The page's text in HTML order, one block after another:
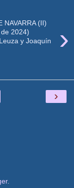
›
NAVARRA (II)
2024)
y Joaquín
›
.